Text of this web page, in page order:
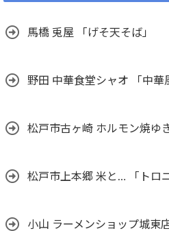
馬橋 兎屋 「げそ天そば」
野田 中華食堂シャオ 「中華
松戸市古ヶ崎 ホルモン焼ゆ
松戸市上本郷 米と… 「トロ
小山 ラーメンショップ城東